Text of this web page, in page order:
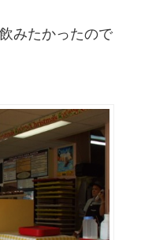
みたかったので